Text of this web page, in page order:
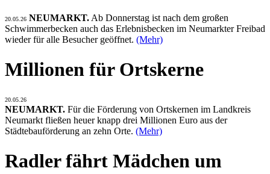
20.05.26 NEUMARKT. Ab Donnerstag ist nach dem großen
Schwimmerbecken auch das Erlebnisbecken im Neumarkter Freibad
wieder für alle Besucher geöffnet. (Mehr)
Millionen für Ortskerne
20.05.26
NEUMARKT. Für die Förderung von Ortskernen im Landkreis
Neumarkt fließen heuer knapp drei Millionen Euro aus der
Städtebauförderung an zehn Orte. (Mehr)
Radler fährt Mädchen um